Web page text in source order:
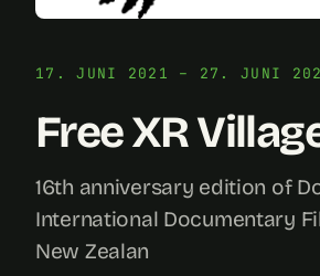
17. JUNI 2021 – 27. JUNI
Free XR
16th anniversary edition of
International Documentary
New Zealan